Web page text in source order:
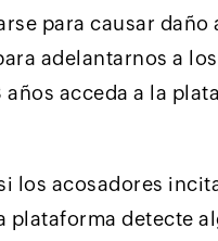
para causar daño
adelantarnos a
acceda a la
los acosadores
plataforma detecte